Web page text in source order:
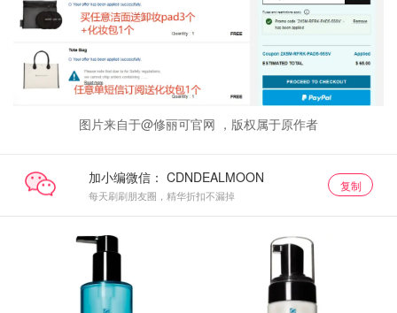
图片来自于@修丽可官网 ，版权属于原作者
加小编微信：
每天刷刷朋友圈，精华折扣不漏掉
复制